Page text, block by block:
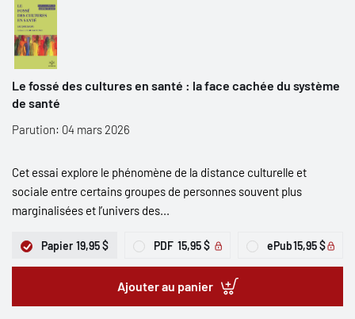
Le fossé des cultures en santé : la face cachée du système
de santé
Parution: 04 mars 2026
Cet essai explore le phénomène de la distance culturelle et
sociale entre certains groupes de personnes souvent plus
marginalisées et l’univers des...
Papier 19,95 $ PDF 15,95 $ ePub15,95 $
Ajouter au panier